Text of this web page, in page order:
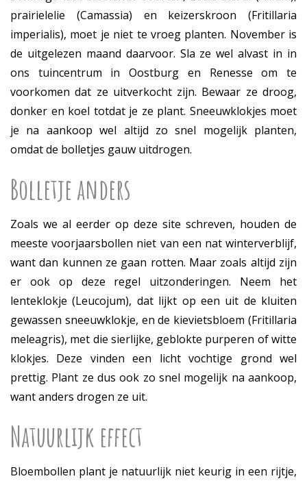
prairielelie (Camassia) en keizerskroon (Fritillaria
imperialis), moet je niet te vroeg planten. November is
de uitgelezen maand daarvoor. Sla ze wel alvast in in
ons tuincentrum in Oostburg en Renesse om te
voorkomen dat ze uitverkocht zijn. Bewaar ze droog,
donker en koel totdat je ze plant. Sneeuwklokjes moet
je na aankoop wel altijd zo snel mogelijk planten,
omdat de bolletjes gauw uitdrogen.
Bolletje anders
Zoals we al eerder op deze site schreven, houden de
meeste voorjaarsbollen niet van een nat winterverblijf,
want dan kunnen ze gaan rotten. Maar zoals altijd zijn
er ook op deze regel uitzonderingen. Neem het
lenteklokje (Leucojum), dat lijkt op een uit de kluiten
gewassen sneeuwklokje, en de kievietsbloem (Fritillaria
meleagris), met die sierlijke, geblokte purperen of witte
klokjes. Deze vinden een licht vochtige grond wel
prettig. Plant ze dus ook zo snel mogelijk na aankoop,
want anders drogen ze uit.
Natuurlijk effect
Bloembollen plant je natuurlijk niet keurig in een rijtje,